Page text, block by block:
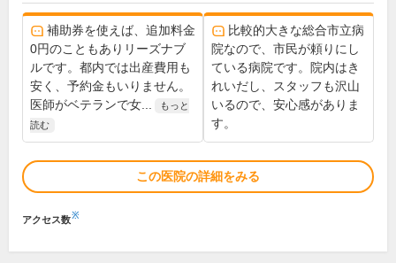
補助券を使えば、追加料金
0円のこともありリーズナブ
ルです。都内では出産費用も
安く、予約金もいりません。
医師がベテランで女...
もっと
読む
比較的大きな総合市立病
院なので、市民が頼りにし
ている病院です。院内はき
れいだし、スタッフも沢山
いるので、安心感がありま
す。
この医院の詳細をみる
アクセス数※